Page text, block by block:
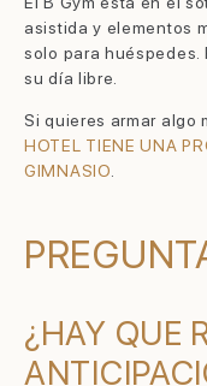
asistida y elementos
solo para huéspedes.
su día libre.
Si quieres armar algo
HOTEL TIENE UNA
GIMNASIO
¿HAY QUE